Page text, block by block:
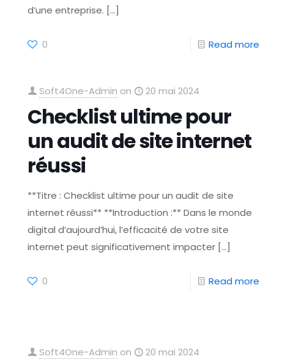
d’une entreprise. […]
0 Read more
Soft4One-Admin on 20 mai 2024
Checklist ultime pour
un audit de site internet
réussi
**Titre : Checklist ultime pour un audit de site
internet réussi** **Introduction :** Dans le monde
digital d’aujourd’hui, l’efficacité de votre site
internet peut significativement impacter […]
0 Read more
Soft4One-Admin on 20 mai 2024